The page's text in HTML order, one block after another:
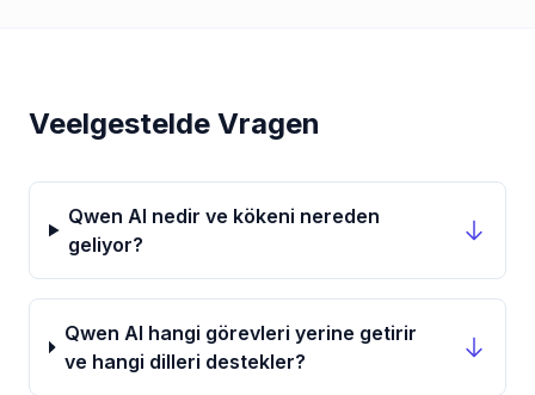
Veelgestelde Vragen
Qwen AI nedir ve kökeni nereden
geliyor?
Qwen AI hangi görevleri yerine getirir
ve hangi dilleri destekler?